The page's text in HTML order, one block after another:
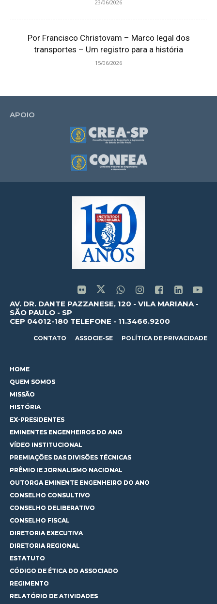
23/06/2026
Por Francisco Christovam – Marco legal dos
transportes – Um registro para a história
15/06/2026
APOIO
AV. DR. DANTE PAZZANESE, 120 - VILA MARIANA -
SÃO PAULO - SP
CEP 04012-180 TELEFONE - 11.3466.9200
CONTATO ASSOCIE-SE POLÍTICA DE PRIVACIDADE
HOME
QUEM SOMOS
MISSÃO
HISTÓRIA
EX-PRESIDENTES
EMINENTES ENGENHEIROS DO ANO
VÍDEO INSTITUCIONAL
PREMIAÇÕES DAS DIVISÕES TÉCNICAS
PRÊMIO IE JORNALISMO NACIONAL
OUTORGA EMINENTE ENGENHEIRO DO ANO
CONSELHO CONSULTIVO
CONSELHO DELIBERATIVO
CONSELHO FISCAL
DIRETORIA EXECUTIVA
DIRETORIA REGIONAL
ESTATUTO
CÓDIGO DE ÉTICA DO ASSOCIADO
REGIMENTO
RELATÓRIO DE ATIVIDADES